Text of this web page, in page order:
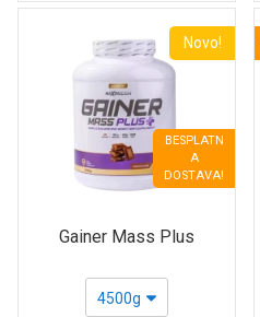
BESPLATN
A
DOSTAVA!
Novo!
Gainer Mass Plus
4500g